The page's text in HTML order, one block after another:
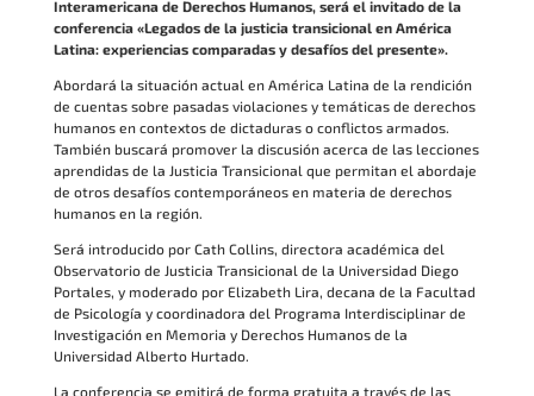
Interamericana de Derechos Humanos, será el invitado de la
conferencia «Legados de la justicia transicional en América
Latina: experiencias comparadas y desafíos del presente».
Abordará la situación actual en América Latina de la rendición
de cuentas sobre pasadas violaciones y temáticas de derechos
humanos en contextos de dictaduras o conflictos armados.
También buscará promover la discusión acerca de las lecciones
aprendidas de la Justicia Transicional que permitan el abordaje
de otros desafíos contemporáneos en materia de derechos
humanos en la región.
Será introducido por Cath Collins, directora académica del
Observatorio de Justicia Transicional de la Universidad Diego
Portales, y moderado por Elizabeth Lira, decana de la Facultad
de Psicología y coordinadora del Programa Interdisciplinar de
Investigación en Memoria y Derechos Humanos de la
Universidad Alberto Hurtado.
La conferencia se emitirá de forma gratuita a través de las